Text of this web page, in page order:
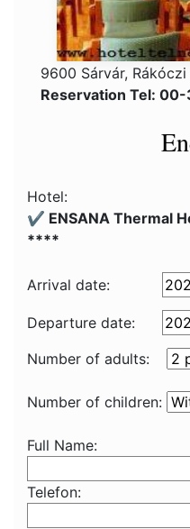
9600 Sárvár, Rákóczi
Reservation Tel:
Hotel:
✔️ ENSANA Thermal
****
Arrival date:
Departure date:
Number of adults:
Number of children:
Full Name:
Telefon: